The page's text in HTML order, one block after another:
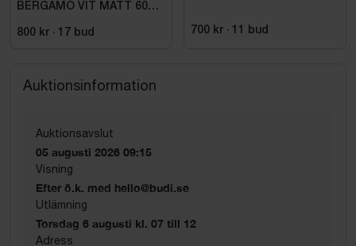
BERGAMO VIT MATT 60
800 kr · 17 bud 700 kr · 11 bud
Auktionsinformation
Auktionsavslut
05 augusti 2026 09:15
Visning
Efter ö.k. med hello@budi.se
Utlämning
Torsdag 6 augusti kl. 07 till 12
Adress